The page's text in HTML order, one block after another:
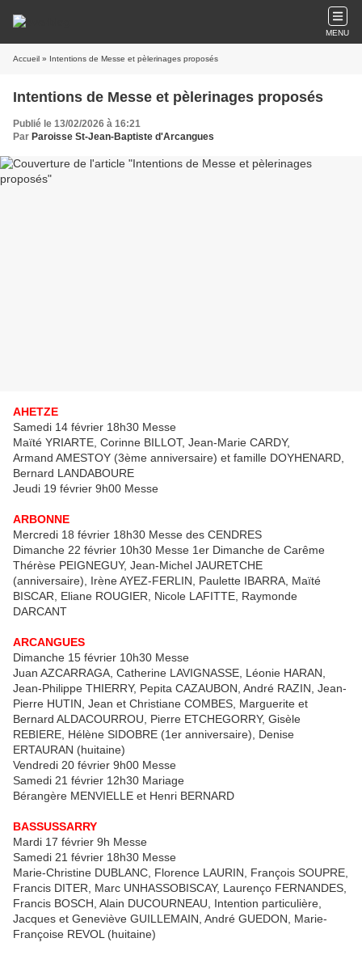
MENU
Accueil » Intentions de Messe et pèlerinages proposés
Intentions de Messe et pèlerinages proposés
Publié le 13/02/2026 à 16:21
Par Paroisse St-Jean-Baptiste d'Arcangues
AHETZE
Samedi 14 février 18h30 Messe
Maïté YRIARTE, Corinne BILLOT, Jean-Marie CARDY,
Armand AMESTOY (3ème anniversaire) et famille DOYHENARD,
Bernard LANDABOURE
Jeudi 19 février 9h00 Messe
ARBONNE
Mercredi 18 février 18h30 Messe des CENDRES
Dimanche 22 février 10h30 Messe 1er Dimanche de Carême
Thérèse PEIGNEGUY, Jean-Michel JAURETCHE
(anniversaire), Irène AYEZ-FERLIN, Paulette IBARRA, Maïté
BISCAR, Eliane ROUGIER, Nicole LAFITTE, Raymonde
DARCANT
ARCANGUES
Dimanche 15 février 10h30 Messe
Juan AZCARRAGA, Catherine LAVIGNASSE, Léonie HARAN,
Jean-Philippe THIERRY, Pepita CAZAUBON, André RAZIN, Jean-
Pierre HUTIN, Jean et Christiane COMBES, Marguerite et
Bernard ALDACOURROU, Pierre ETCHEGORRY, Gisèle
REBIERE, Hélène SIDOBRE (1er anniversaire), Denise
ERTAURAN (huitaine)
Vendredi 20 février 9h00 Messe
Samedi 21 février 12h30 Mariage
Bérangère MENVIELLE et Henri BERNARD
BASSUSSARRY
Mardi 17 février 9h Messe
Samedi 21 février 18h30 Messe
Marie-Christine DUBLANC, Florence LAURIN, François SOUPRE,
Francis DITER, Marc UNHASSOBISCAY, Laurenço FERNANDES,
Francis BOSCH, Alain DUCOURNEAU, Intention particulière,
Jacques et Geneviève GUILLEMAIN, André GUEDON, Marie-
Françoise REVOL (huitaine)